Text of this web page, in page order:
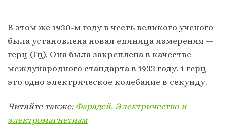
В этом же 1930-м году в честь великого ученого
была установлена новая единица измерения —
герц (Гц). Она была закреплена в качестве
международного стандарта в 1933 году. 1 герц –
это одно электрическое колебание в секунду.
Читайте также: Фарадей. Электричество и
электромагнетизм